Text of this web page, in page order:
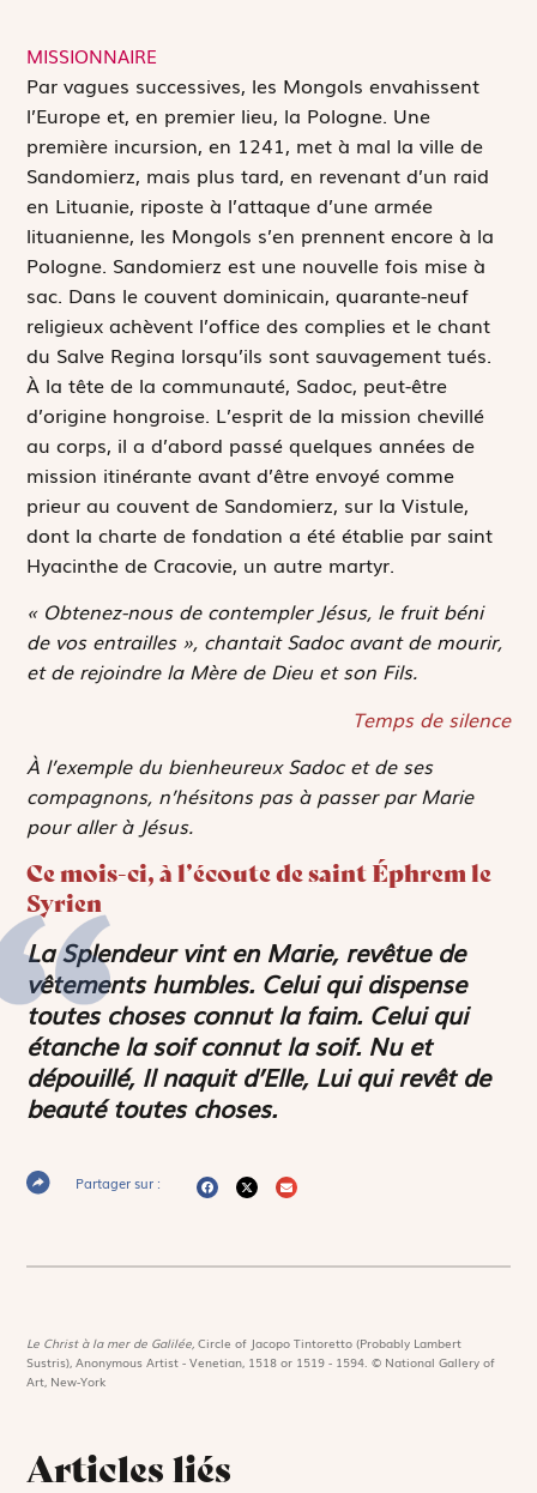
MISSIONNAIRE
Par vagues successives, les Mongols envahissent
l’Europe et, en premier lieu, la Pologne. Une
première incursion, en 1241, met à mal la ville de
Sandomierz, mais plus tard, en revenant d’un raid
en Lituanie, riposte à l’attaque d’une armée
lituanienne, les Mongols s’en prennent encore à la
Pologne. Sandomierz est une nouvelle fois mise à
sac. Dans le couvent dominicain, quarante-neuf
religieux achèvent l’office des complies et le chant
du Salve Regina lorsqu’ils sont sauvagement tués.
À la tête de la communauté, Sadoc, peut-être
d’origine hongroise. L’esprit de la mission chevillé
au corps, il a d’abord passé quelques années de
mission itinérante avant d’être envoyé comme
prieur au couvent de Sandomierz, sur la Vistule,
dont la charte de fondation a été établie par saint
Hyacinthe de Cracovie, un autre martyr.
« Obtenez-nous de contempler Jésus, le fruit béni
de vos entrailles », chantait Sadoc avant de mourir,
et de rejoindre la Mère de Dieu et son Fils.
Temps de silence
À l’exemple du bienheureux Sadoc et de ses
compagnons, n’hésitons pas à passer par Marie
pour aller à Jésus.
Ce mois-ci, à l’écoute de saint Éphrem le
Syrien
La Splendeur vint en Marie, revêtue de
vêtements humbles. Celui qui dispense
toutes choses connut la faim. Celui qui
étanche la soif connut la soif. Nu et
dépouillé, Il naquit d’Elle, Lui qui revêt de
beauté toutes choses.
Partager sur :
Le Christ à la mer de Galilée,Circle of Jacopo Tintoretto (Probably Lambert
Sustris), Anonymous Artist - Venetian, 1518 or 1519 - 1594. © National Gallery of
Art, New-York
Articles liés